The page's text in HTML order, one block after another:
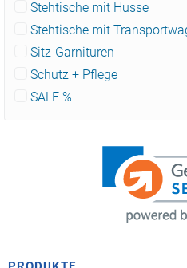
Stehtische mit Husse
Stehtische mit
Sitz-Garnituren
Schutz + Pflege
SALE %